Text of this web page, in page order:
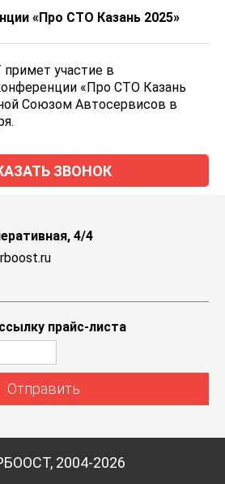
«Про СТО Казань 2025»
примет участие в
«Про СТО Казань
Союзом Автосервисов в
ЗВОНОК
4/4
прайс-листа
Отправить
2004-2026